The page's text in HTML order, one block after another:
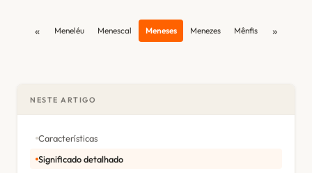
« Meneléu Menescal Meneses Menezes Mênfis »
NESTE ARTIGO
Características
Significado detalhado